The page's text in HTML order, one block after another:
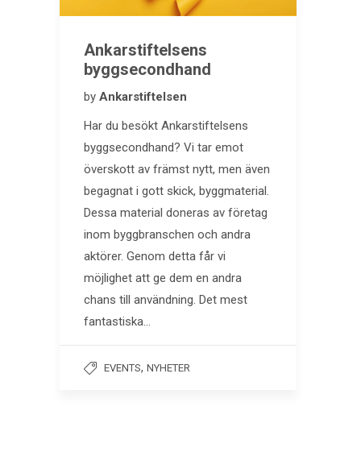
Ankarstiftelsens
byggsecondhand
by Ankarstiftelsen
Har du besökt Ankarstiftelsens
byggsecondhand? Vi tar emot
överskott av främst nytt, men även
begagnat i gott skick, byggmaterial.
Dessa material doneras av företag
inom byggbranschen och andra
aktörer. Genom detta får vi
möjlighet att ge dem en andra
chans till användning. Det mest
fantastiska…
EVENTS, NYHETER